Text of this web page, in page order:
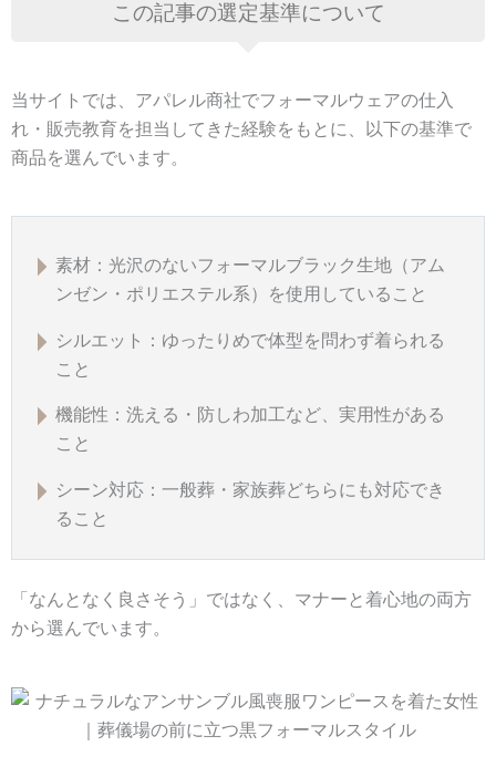
この記事の選定基準について
当サイトでは、アパレル商社でフォーマルウェアの仕入
れ・販売教育を担当してきた経験をもとに、以下の基準で
商品を選んでいます。
素材：光沢のないフォーマルブラック生地（アム
ンゼン・ポリエステル系）を使用していること
シルエット：ゆったりめで体型を問わず着られる
こと
機能性：洗える・防しわ加工など、実用性がある
こと
シーン対応：一般葬・家族葬どちらにも対応でき
ること
「なんとなく良さそう」ではなく、マナーと着心地の両方
から選んでいます。